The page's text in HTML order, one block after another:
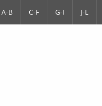
A-B C-F G-I J-L